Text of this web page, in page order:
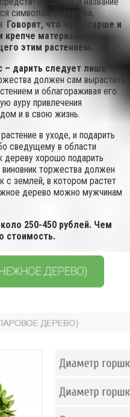
символом богатства,
Говорят, что чем старше и
материальное
этим растением.
– дарить следует лишь
должен сам вырастить
и облагораживая его.
ауру привлечения
и в свою жизнь.
в уходе, и подарить
сведущему в области
дереву хорошо подарить
торжества должен
с землей, в котором растет
дерево можно мужчинам
250-450 рублей. Чем
стоимость.